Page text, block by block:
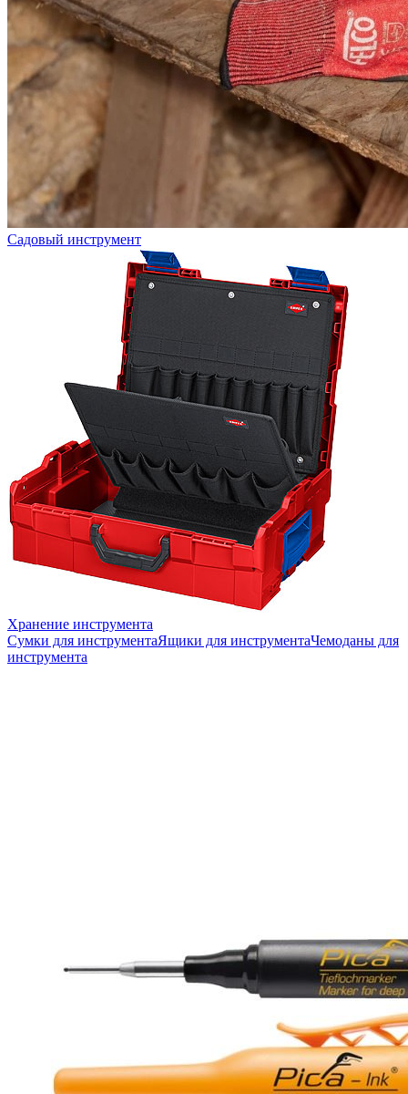
Садовый инструмент
Хранение инструмента
Сумки для инструментаЯщики для инструментаЧемоданы для
инструмента